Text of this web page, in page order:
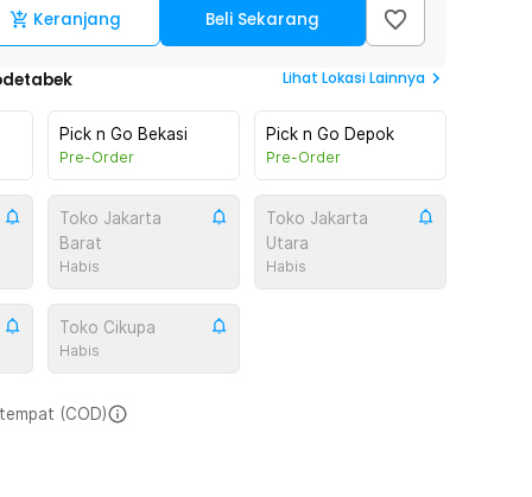
Keranjang Beli Sekarang
Lihat Lokasi Lainnya
Pick n Go Bekasi
Pre-Order
Pick n Go Depok
Pre-Order
Toko Jakarta
Barat
Habis
Toko Jakarta
Utara
Habis
Toko Cikupa
Habis
(COD)